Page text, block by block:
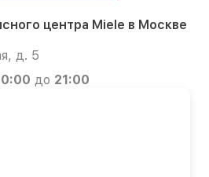
центра Miele в Москве
д. 5
до 21:00